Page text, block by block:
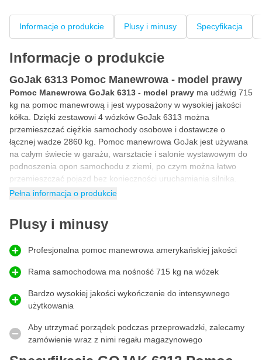
Informacje o produkcie Plusy i minusy Specyfikacja
Informacje o produkcie
GoJak 6313 Pomoc Manewrowa - model prawy
Pomoc Manewrowa GoJak 6313 - model prawy ma udźwig 715
kg na pomoc manewrową i jest wyposażony w wysokiej jakości
kółka. Dzięki zestawowi 4 wózków GoJak 6313 można
przemieszczać ciężkie samochody osobowe i dostawcze o
łącznej wadze 2860 kg. Pomoc manewrowa GoJak jest używana
na całym świecie w garażu, warsztacie i salonie wystawowym do
podnoszenia opon samochodu z ziemi, po czym można łatwo
przemieszczać pojazd bez konieczności uruchamiania silnika.
Manewrowanie samochodem z prawym pedałem
sugeruje nazwa, ten GoJak ma pedał używany do podnoszenia
wózka wokół opon po prawej stronie. Ułatwia to korzystanie z
wózka po prawej stronie samochodu.
Rama do przemieszczania dla ciężkich
Tarama dla ciężkich samochodówod GoJak ma nośność 715
kg na wózek i jest odpowiedna dla opon o szerokości do 32 cm.
samochodowego GoJak do podnoszenia dowolnego pojazdu z
ziemi. Niezależnie od tego, czy chcesz przenieść samochód
osobowy, van, oldtimer czy sportowy jako profesjonalista; dzięki
Pełna informacja o produkcie
Plusy i minusy
Profesjonalna pomoc manewrowa amerykańskiej jakości
Rama samochodowa ma nośność 715 kg na wózek
Bardzo wysokiej jakości wykończenie do intensywnego
użytkowania
Aby utrzymać porządek podczas przeprowadzki, zalecamy
zamówienie wraz z nimi regału magazynowego